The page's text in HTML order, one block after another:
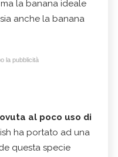
ma la banana ideale
anche la banana
la pubblicità
al poco uso di
ha portato ad una
questa specie